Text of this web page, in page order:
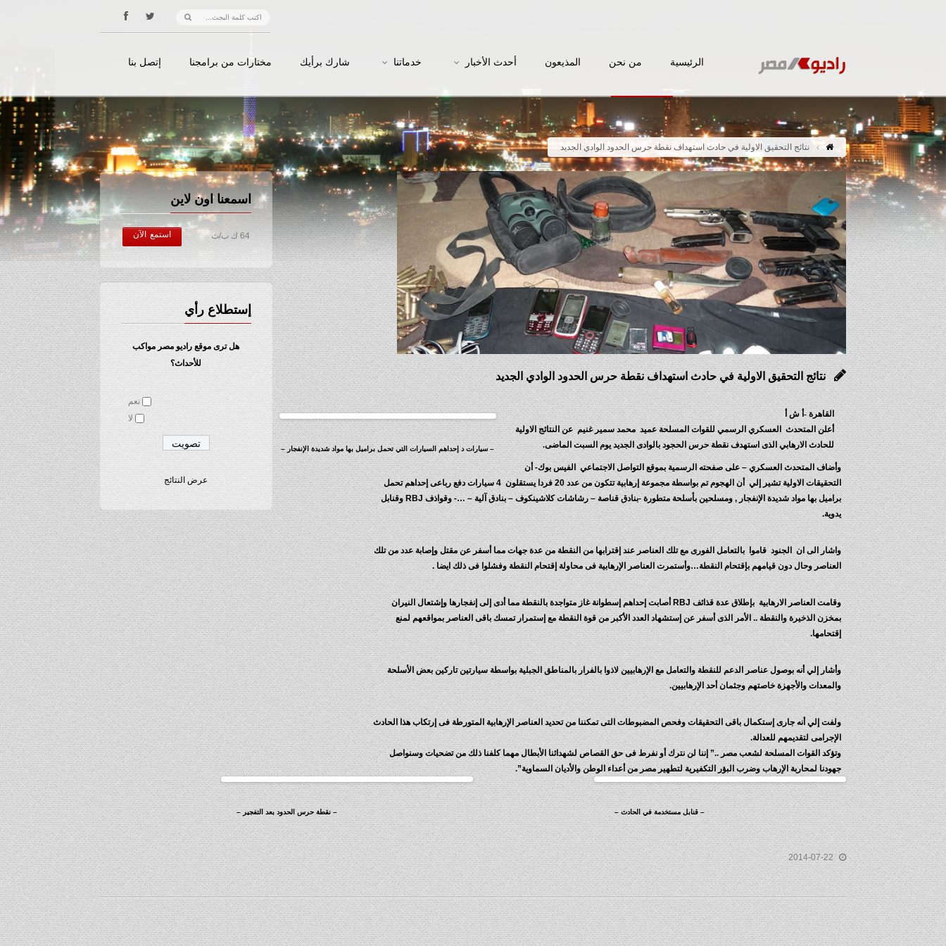
الرئيسية من نحن المذيعون أحدث الأخبار خدماتنا شارك برأيك مختارات من برامجنا إتصل بنا
نتائج التحقيق الاولية في حادث استهداف نقطة حرس الحدود الوادي الجديد
اسمعنا اون لاين
64 ك ب/ث استمع الآن
إستطلاع رأي
هل ترى موقع راديو مصر مواكب
للأحداث؟
نعم
لا
عرض النتائج
نتائج التحقيق الاولية في حادث استهداف نقطة حرس الحدود الوادي الجديد
– سيارات د إحداهم السيارات التي تحمل براميل بها مواد شديدة الإنفجار –
القاهرة -أ ش أ
أعلن المتحدث العسكري الرسمي للقوات المسلحة عميد محمد سمير غنيم عن النتائج الاولية
للحادث الارهابي الذى استهدف نقطة حرس الحجود بالوادى الجديد يوم السبت الماضى.
وأضاف المتحدث العسكري – على صفحته الرسمية بموقع التواصل الاجتماعي الفيس بوك- أن
التحقيقات الاولية تشير إلي أن الهجوم تم بواسطة مجموعة إرهابية تتكون من عدد 20 فردا يستقلون 4 سيارات دفع رباعى إحداهم تحمل
براميل بها مواد شديدة الإنفجار , ومسلحين بأسلحة متطورة -بنادق قناصة – رشاشات كلاشينكوف – بنادق آلية – …- وقواذف RBJ وقنابل
يدوية.
واشار الى ان الجنود قاموا بالتعامل الفورى مع تلك العناصر عند إقترابها من النقطة من عدة جهات مما أسفر عن مقتل وإصابة عدد من تلك
العناصر وحال دون قيامهم بإقتحام النقطة…وأستمرت العناصر الإرهابية فى محاولة إقتحام النقطة وفشلوا فى ذلك ايضا .
وقامت العناصر الارهابية بإطلاق عدة قذائف RBJ أصابت إحداهم إسطوانة غاز متواجدة بالنقطة مما أدى إلى إنفجارها وإشتعال النيران
بمخزن الذخيرة والنقطة .. الأمر الذى أسفر عن إستشهاد العدد الأكبر من قوة النقطة مع إستمرار تمسك باقى العناصر بمواقعهم لمنع
إقتحامها.
وأشار إلي أنه بوصول عناصر الدعم للنقطة والتعامل مع الإرهابيين لاذوا بالفرار بالمناطق الجبلية بواسطة سيارتين تاركين بعض الأسلحة
والمعدات والأجهزة خاصتهم وجثمان أحد الإرهابيين.
ولفت إلي أنه جارى إستكمال باقى التحقيقات وفحص المضبوطات التى تمكننا من تحديد العناصر الإرهابية المتورطة فى إرتكاب هذا الحادث
الإجرامى لتقديمهم للعدالة.
وتؤكد القوات المسلحة لشعب مصر ..” إننا لن نترك أو نفرط فى حق القصاص لشهدائنا الأبطال مهما كلفنا ذلك من تضحيات وسنواصل
جهودنا لمحاربة الإرهاب وضرب البؤر التكفيرية لتطهير مصر من أعداء الوطن والأديان السماوية”.
– قنابل مستخدمة في الحادث – – نقطة حرس الحدود بعد التفجير –
2014-07-22